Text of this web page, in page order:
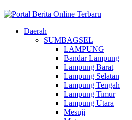
Daerah
SUMBAGSEL
LAMPUNG
Bandar Lampung
Lampung Barat
Lampung Selatan
Lampung Tengah
Lampung Timur
Lampung Utara
Mesuji